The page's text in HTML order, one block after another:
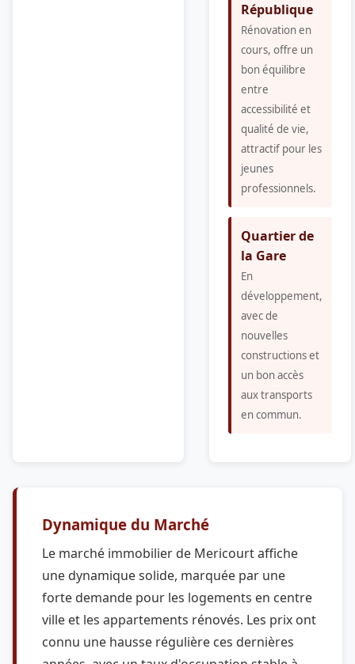
République
Rénovation en
cours, offre un
bon équilibre
entre
accessibilité et
qualité de vie,
attractif pour les
jeunes
professionnels.
Quartier de
la Gare
En
développement,
avec de
nouvelles
constructions et
un bon accès
aux transports
en commun.
Dynamique du Marché
Le marché immobilier de Mericourt affiche
une dynamique solide, marquée par une
forte demande pour les logements en centre
ville et les appartements rénovés. Les prix ont
connu une hausse régulière ces dernières